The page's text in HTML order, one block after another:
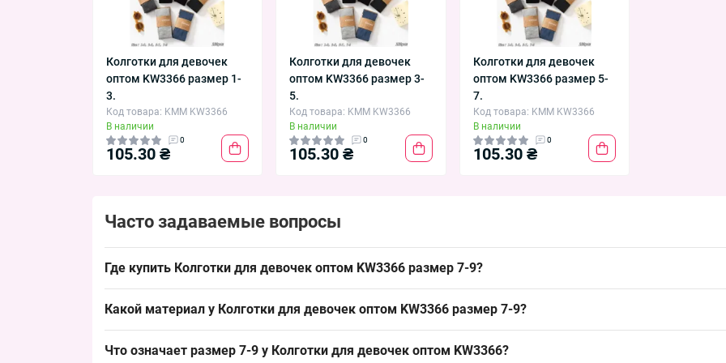
Колготки для девочек
оптом KW3366 размер 1-
3.
Код товара: KMM KW3366
В наличии
0
105.30 ₴
Колготки для девочек
оптом KW3366 размер 3-
5.
Код товара: KMM KW3366
В наличии
0
105.30 ₴
Колготки для девочек
оптом KW3366 размер 5-
7.
Код товара: KMM KW3366
В наличии
0
105.30 ₴
Часто задаваемые вопросы
Где купить Колготки для девочек оптом KW3366 размер 7-9?
ассортимент и обеспечивает быстрый обег в сезон весна/осень, удобно для выкладки в точках продажи.
Какой материал у Колготки для девочек оптом KW3366 размер 7-9?
виде и обеспечивает стабильный спрос среди покупателей школьной группы.
Что означает размер 7-9 у Колготки для девочек оптом KW3366?